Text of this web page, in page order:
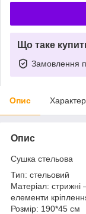
Що таке
Замовлення
Опис
Опис
Сушка стельова
Тип: стельовий
Матеріал:
елементи
Розмір: 190*45 см